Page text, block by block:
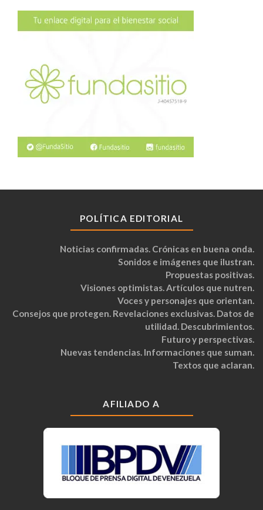
POLÍTICA EDITORIAL
Noticias confirmadas. Crónicas en buena onda.
Sonidos e imágenes que ilustran.
Propuestas positivas.
Visiones optimistas. Artículos que nutren.
Voces y personajes que orientan.
Consejos que protegen. Revelaciones exclusivas. Datos de
utilidad. Descubrimientos.
Futuro y perspectivas.
Nuevas tendencias. Informaciones que suman.
Textos que aclaran.
AFILIADO A